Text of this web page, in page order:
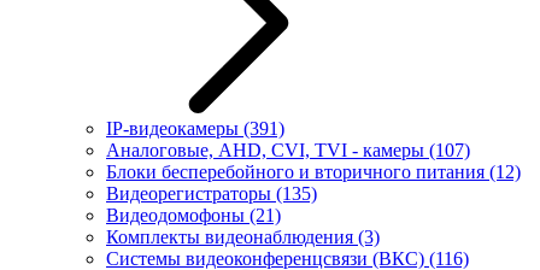
IP-видеокамеры (391)
Аналоговые, AHD, CVI, TVI - камеры (107)
Блоки бесперебойного и вторичного питания (12)
Видеорегистраторы (135)
Видеодомофоны (21)
Комплекты видеонаблюдения (3)
Системы видеоконференцсвязи (ВКС) (116)